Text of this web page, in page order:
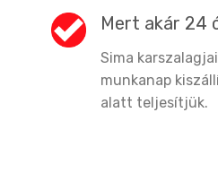
Mert akár 24
Sima
munkanap
alatt teljesítjük.